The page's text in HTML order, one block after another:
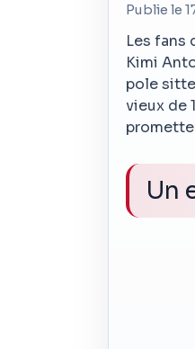
Publie le
Les fans
Kimi
pole
vieux de
Un